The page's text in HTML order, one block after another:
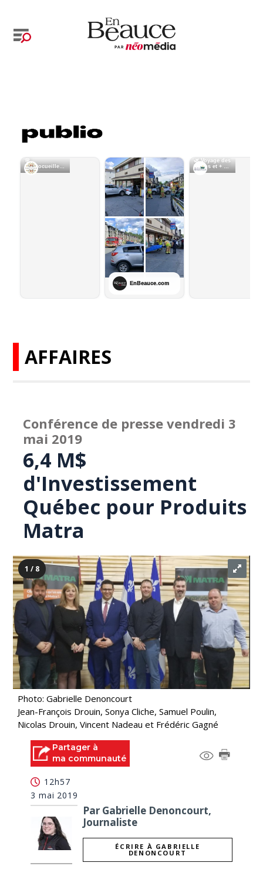
AFFAIRES
Conférence de presse vendredi 3
mai 2019
6,4 M$
d'Investissement
Québec pour Produits
Matra
1 / 8
Photo: Gabrielle Denoncourt
Jean-François Drouin, Sonya Cliche, Samuel Poulin,
Nicolas Drouin, Vincent Nadeau et Frédéric Gagné
Partager à
ma communauté
12h57
3 mai 2019
Par Gabrielle Denoncourt,
Journaliste
ÉCRIRE À GABRIELLE
DENONCOURT